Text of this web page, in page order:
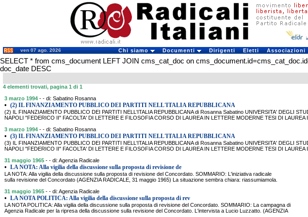
ven 07 ago. 2026 Chi siamo Documenti Dirigenti Eletti Associazioni
SELECT * from cms_document LEFT JOIN cms_cat_doc on
doc_date DESC
4 elementi trovati, pagina 1 di 1
3 marzo 1994 - - di: Sabatino Rosanna
• (2) IL FINANZIAMENTO PUBBLICO DEI PARTITI NELL'ITALIA REPUBBLICANA
(2) IL FINANZIAMENTO PUBBLICO DEI PARTITI NELL'ITALIA REPUBBLICANA di Rosanna Sabatino UNIVERSITA' DEGLI
NAPOLI "FEDERICO II" FACOLTA' DI LETTERE E FILOSOFIA CORSO DI LAUREA IN LETTERE MODERNE TESI DI LAUREA
3 marzo 1994 - - di: Sabatino Rosanna
• (3) IL FINANZIAMENTO PUBBLICO DEI PARTITI NELL'ITALIA REPUBBLICANA
(3) IL FINANZIAMENTO PUBBLICO DEI PARTITI NELL'ITALIA REPUBBLICANA di Rosanna Sabatino UNIVERSITA' DEGLI
NAPOLI "FEDERICO II" FACOLTA' DI LETTERE E FILOSOFIA CORSO DI LAUREA IN LETTERE MODERNE TESI DI LAUREA
31 maggio 1965 - - di: Agenzia Radicale
• LA NOTA: Alla vigilia della discussione sulla proposta di revisione de
LA NOTA: Alla vigilia della discussione sulla proposta di revisione del Concordato. SOMMARIO: L'iniziativa radicale
sulla revisione del Concordato (AGENZIA RADICALE, 31 maggio 1965) La situazione sembra chiara: riassumiamola.
31 maggio 1965 - - di: Agenzia Radicale
• LA NOTA POLITICA: Alla vigilia della discussione sulla proposta di rev
LA NOTA POLITICA: Alla vigilia della discussione sulla proposta di revisione del Concordato. SOMMARIO: La campagna di
Agenzia Radicale per la ripresa della discussione sulla revisione del Concordato. L'intervista a Lucio Luzzatto. (AGENZIA